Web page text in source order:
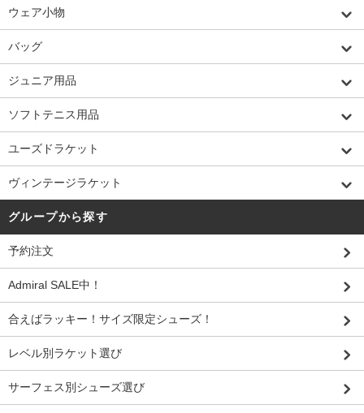
ウェア小物
バッグ
ジュニア用品
ソフトテニス用品
ユーズドラケット
ヴィンテージラケット
グループから探す
予約注文
Admiral SALE中！
合えばラッキー！サイズ限定シューズ！
レベル別ラケット選び
サーフェス別シューズ選び